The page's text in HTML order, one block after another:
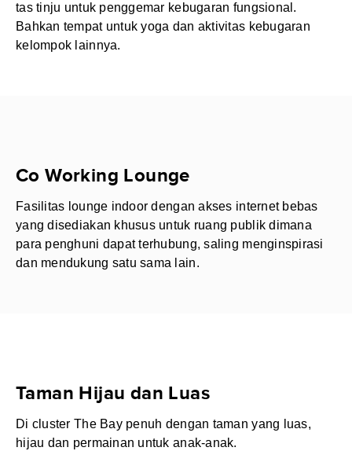
tas tinju untuk penggemar kebugaran fungsional.
Bahkan tempat untuk yoga dan aktivitas kebugaran
kelompok lainnya.
Co Working Lounge
Fasilitas lounge indoor dengan akses internet bebas
yang disediakan khusus untuk ruang publik dimana
para penghuni dapat terhubung, saling menginspirasi
dan mendukung satu sama lain.
Taman Hijau dan Luas
Di cluster The Bay penuh dengan taman yang luas,
hijau dan permainan untuk anak-anak.